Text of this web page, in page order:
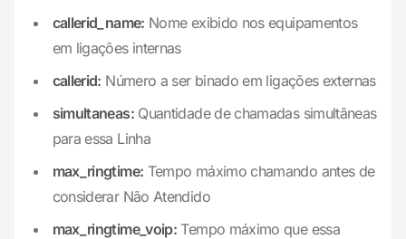
callerid_name: Nome exibido nos equipamentos
em ligações internas
callerid: Número a ser binado em ligações externas
simultaneas:Quantidade de chamadas simultâneas
para essa Linha
max_ringtime: Tempo máximo chamando antes de
considerar Não Atendido
max_ringtime_voip: Tempo máximo que essa